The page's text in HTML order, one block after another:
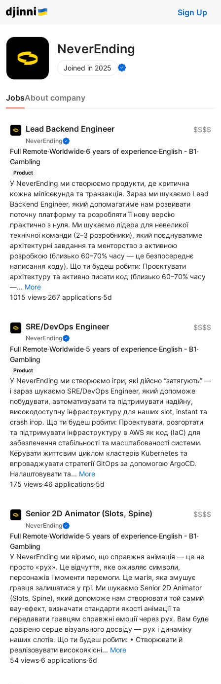
Sign Up
NeverEnding
Joined in 2025
JobsAbout company
Lead Backend Engineer
NeverEnding
$$$$
Full Remote·Worldwide·6 years of experience·English - B1·
Gambling
Product
У NeverEnding ми створюємо продукти, де критична
кожна мілісекунда та транзакція. Зараз ми шукаємо Lead
Backend Engineer, який допомагатиме нам розвивати
поточну платформу та розробляти її нову версію
практично з нуля. Ми шукаємо лідера для невеликої
технічної команди (2–3 розробники), який поєднуватиме
архітектурні завдання та менторство з активною
розробкою (близько 60–70% часу — це безпосереднє
написання коду). Що ти будеш робити: Проєктувати
архітектуру та активно писати код (близько 60–70% часу
—... More
1015 views·267 applications·5d
SRE/DevOps Engineer
NeverEnding
$$$$
Full Remote·Worldwide·5 years of experience·English - B1·
Gambling
Product
У NeverEnding ми створюємо ігри, які дійсно “затягують” —
і зараз шукаємо SRE/DevOps Engineer, який допоможе
побудувати, автоматизувати та підтримувати надійну,
високодоступну інфраструктуру для наших slot, instant та
crash ігор. Що ти будеш робити: Проектувати, розгортати
та підтримувати інфраструктуру в AWS як код (IaC) для
забезпечення стабільності та масштабованості системи.
Керувати життєвим циклом кластерів Kubernetes та
впроваджувати стратегії GitOps за допомогою ArgoCD.
Налаштовувати та... More
175 views·46 applications·5d
Senior 2D Animator (Slots, Spine)
NeverEnding
$$$$
Full Remote·Worldwide·5 years of experience·English - B1·
Gambling
У NeverEnding ми віримо, що справжня анімація — це не
просто «рух». Це відчуття, яке оживляє символи,
персонажів і моменти перемоги. Це магія, яка змушує
гравця залишатися у грі. Ми шукаємо Senior 2D Animator
(Slots, Spine), який допоможе нам створювати той самий
вау-ефект, визначати стандарти якості анімації та
передавати гравцям справжні емоції через рух. Вам буде
довірено серце візуального досвіду — рух і динаміку
наших слотів. Що ти будеш робити: • Створювати й
реалізовувати високоякісні... More
54 views·6 applications·6d